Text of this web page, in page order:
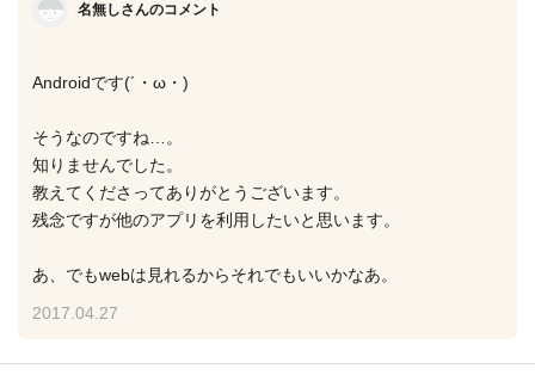
名無しさんのコメント
Androidです(´・ω・)
そうなのですね…。
知りませんでした。
教えてくださってありがとうございます。
残念ですが他のアプリを利用したいと思います。
あ、でもwebは見れるからそれでもいいかなあ。
2017.04.27